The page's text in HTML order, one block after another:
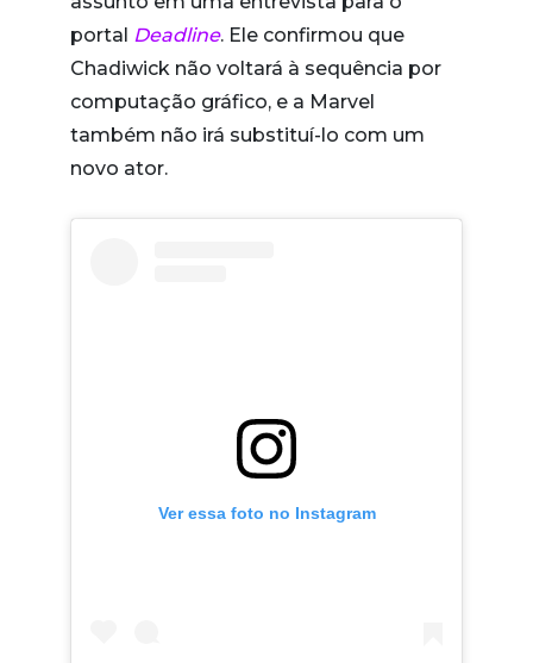
portal Deadline. Ele confirmou que
Chadiwick não voltará à sequência por
computação gráfico, e a Marvel
também não irá substituí-lo com um
novo ator.
Ver essa foto no Instagram